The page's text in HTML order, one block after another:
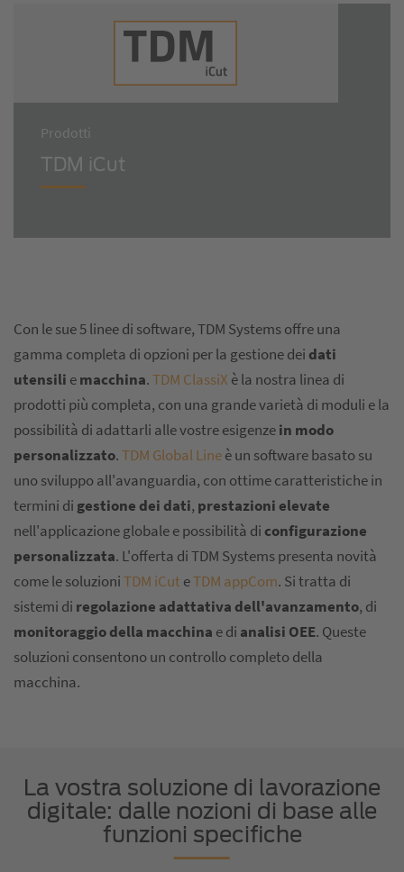
Prodotti
TDM iCut
Con le sue 5 linee di software, TDM Systems offre una
gamma completa di opzioni per la gestione dei dati
utensili emacchina.TDM ClassiX è la nostra linea di
prodotti più completa, con una grande varietà di moduli e la
possibilità di adattarli alle vostre esigenzein modo
personalizzato.TDM Global Lineè un software basato su
uno sviluppo all'avanguardia, con ottime caratteristiche in
termini di gestione dei dati, prestazioni elevate
nell'applicazione globale e possibilità diconfigurazione
personalizzata. L'offerta di TDM Systems presenta novità
come le soluzioniTDM iCut eTDM appCom. Si tratta di
sistemi di regolazione adattativa dell'avanzamento, di
monitoraggio della macchina e di analisi OEE. Queste
soluzioni consentono un controllo completo della
macchina.
La vostra soluzione di lavorazione
digitale: dalle nozioni di base alle
funzioni specifiche